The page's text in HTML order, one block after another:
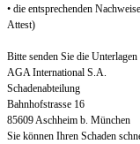
• die entsprechenden
Attest)
Bitte senden Sie die
AGA International S.A.
Schadenabteilung
Bahnhofstrasse 16
85609 Aschheim b. München
Sie können Ihren Schaden